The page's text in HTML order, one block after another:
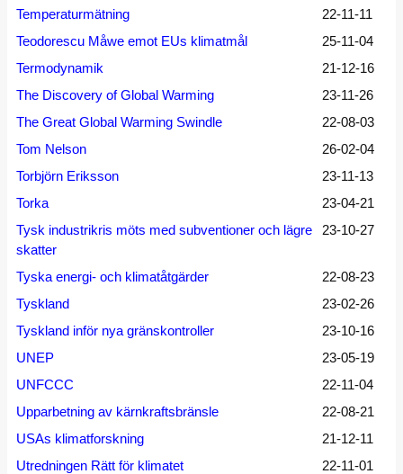
Temperaturmätning
22-11-11
Teodorescu Måwe emot EUs klimatmål
25-11-04
Termodynamik
21-12-16
The Discovery of Global Warming
23-11-26
The Great Global Warming Swindle
22-08-03
Tom Nelson
26-02-04
Torbjörn Eriksson
23-11-13
Torka
23-04-21
Tysk industrikris möts med subventioner och lägre
skatter
23-10-27
Tyska energi- och klimatåtgärder
22-08-23
Tyskland
23-02-26
Tyskland inför nya gränskontroller
23-10-16
UNEP
23-05-19
UNFCCC
22-11-04
Upparbetning av kärnkraftsbränsle
22-08-21
USAs klimatforskning
21-12-11
Utredningen Rätt för klimatet
22-11-01